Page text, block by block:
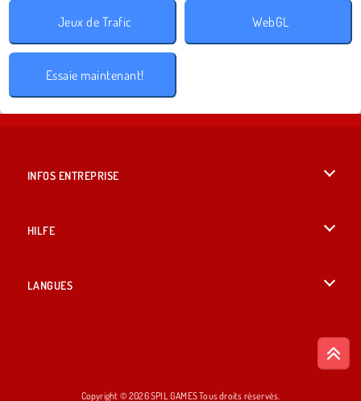
Jeux de Trafic WebGL
Essaie maintenant!
INFOS ENTREPRISE
HILFE
LANGUES
Copyright © 2026 SPIL GAMES Tous droits réservés.